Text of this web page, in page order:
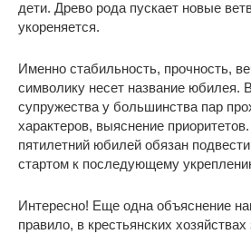
дети. Древо рода пускает новые
укореняется.
Именно стабильность, прочность,
символику несет название юбилея.
супружества у большинства пар
характеров, выяснение
пятилетний юбилей обязан
стартом к последующему
Интересно! Еще одна объяснение
правило, в крестьянских